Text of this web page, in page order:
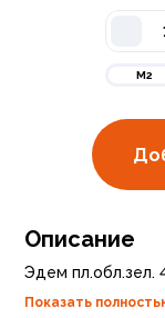
М2
Описание
Эдем пл.обл.зел.
Показать